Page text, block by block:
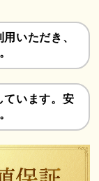
いただき、
ています。安